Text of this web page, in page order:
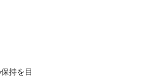
持を目